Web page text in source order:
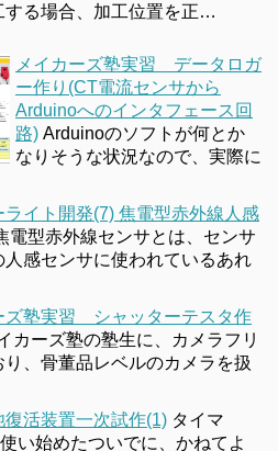
する場合、加工位置を正…
メイカーズ塾実習 データロガ
ー作り(CT電流センサから
Arduinoへのインタフェース回
路) Arduinoのソフトが何とか
なりそうな状況なので、実際に
ライト開発(7) 焦電型赤外線人感
電型赤外線センサとは、センサ
人感センサに使われているあれ
ズ塾実習 シャッターテスタ作
カーズ塾の塾生に、カメラフリ
り、骨董品レベルのカメラを扱
復活装置一次試作(1) タイマ
い始めたついでに、かねてよ